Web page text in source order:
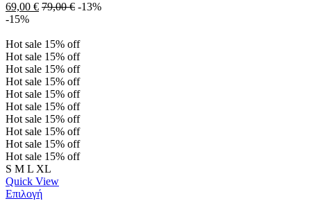
69,00 € 79,00€ -13%
-15%
Hot sale 15% off
Hot sale 15% off
Hot sale 15% off
Hot sale 15% off
Hot sale 15% off
Hot sale 15% off
Hot sale 15% off
Hot sale 15% off
Hot sale 15% off
Hot sale 15% off
S M L XL
Quick View
Επιλογή